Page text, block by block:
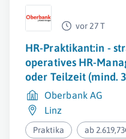
vor 27 T
HR-Praktikant:in -
operatives HR-
oder Teilzeit (mind.
Oberbank AG
Linz
Praktika ab